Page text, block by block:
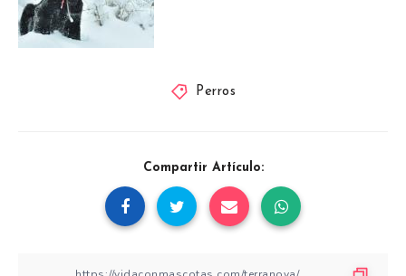
Perros
Compartir Artículo: